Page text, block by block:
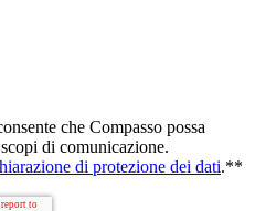
che Compasso possa
di comunicazione.
di protezione dei dati.**